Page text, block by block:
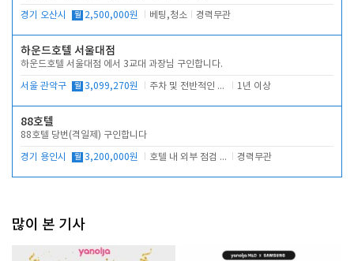
경기 오산시 월 2,500,000원 베팅,청소 경력무관
하운드호텔 서울대점
하운드호텔 서울대점 에서 3교대 과장님 구인합니다.
서울 관악구 월 3,099,270원 주차 및 전반적인 당번업무 1년 이상
88호텔
88호텔 당번(격일제) 구인합니다
경기 용인시 월 3,200,000원 호텔 내 외부 점검 및 프런트 운영 경력무관
많이 본 기사